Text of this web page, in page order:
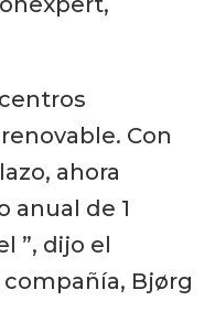
Con
ahora
anual de 1
”, dijo el
Bjørg